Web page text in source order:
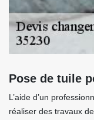
Pose de tuile
L’aide d’un
réaliser des travaux